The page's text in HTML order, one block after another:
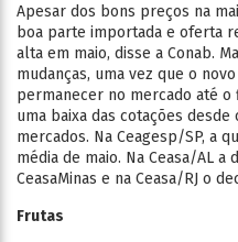
Apesar dos bons preços na
boa parte importada e oferta
alta em maio, disse a Conab.
mudanças, uma vez que o
permanecer no mercado até
uma baixa das cotações
mercados. Na Ceagesp/SP, a
média de maio. Na Ceasa/AL a
CeasaMinas e na Ceasa/RJ o
Frutas